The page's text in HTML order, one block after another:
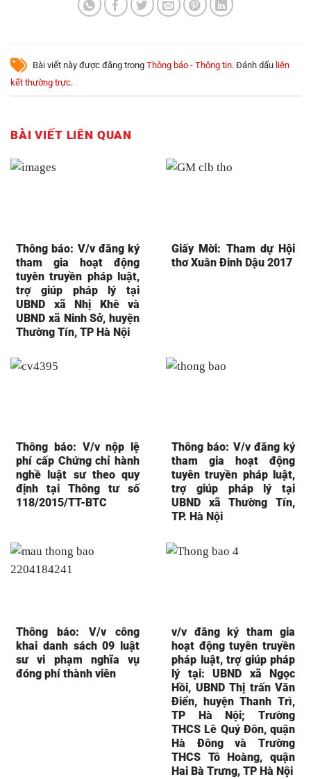
Bài viết này được đăng trong Thông báo - Thông tin. Đánh dấu liên
kết thường trực.
BÀI VIẾT LIÊN QUAN
Thông báo: V/v đăng ký
tham gia hoạt động
tuyên truyền pháp luật,
trợ giúp pháp lý tại
UBND xã Nhị Khê và
UBND xã Ninh Sở, huyện
Thường Tín, TP Hà Nội
Giấy Mời: Tham dự Hội
thơ Xuân Đinh Dậu 2017
Thông báo: V/v nộp lệ
phí cấp Chứng chỉ hành
nghề luật sư theo quy
định tại Thông tư số
118/2015/TT-BTC
Thông báo: V/v đăng ký
tham gia hoạt động
tuyên truyền pháp luật,
trợ giúp pháp lý tại
UBND xã Thường Tín,
TP. Hà Nội
Thông báo: V/v công
khai danh sách 09 luật
sư vi phạm nghĩa vụ
đóng phí thành viên
v/v đăng ký tham gia
hoạt động tuyên truyền
pháp luật, trợ giúp pháp
lý tại: UBND xã Ngọc
Hồi, UBND Thị trấn Văn
Điển, huyện Thanh Trì,
TP Hà Nội; Trường
THCS Lê Quý Đôn, quận
Hà Đông và Trường
THCS Tô Hoàng, quận
Hai Bà Trưng, TP Hà Nội